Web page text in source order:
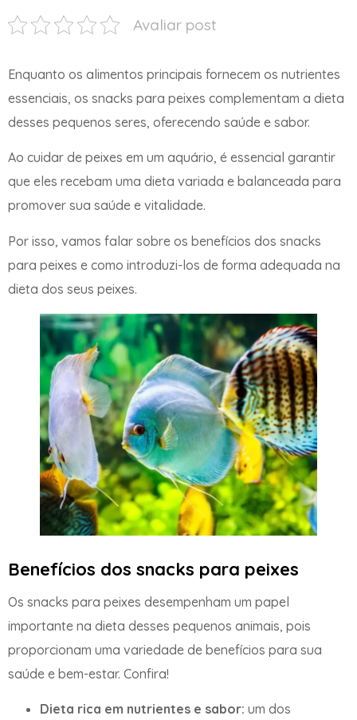
Avaliar post
Enquanto os alimentos principais fornecem os nutrientes
essenciais, os snacks para peixes complementam a dieta
desses pequenos seres, oferecendo saúde e sabor.
Ao cuidar de peixes em um aquário, é essencial garantir
que eles recebam uma dieta variada e balanceada para
promover sua saúde e vitalidade.
Por isso, vamos falar sobre os benefícios dos snacks
para peixes e como introduzi-los de forma adequada na
dieta dos seus peixes.
Benefícios dos snacks para peixes
Os snacks para peixes desempenham um papel
importante na dieta desses pequenos animais, pois
proporcionam uma variedade de benefícios para sua
saúde e bem-estar. Confira!
Dieta rica em nutrientes e sabor: um dos